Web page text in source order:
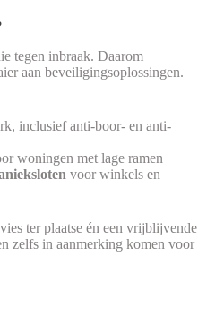
tegen inbraak. Daarom
aan beveiligingsoplossingen.
inclusief anti-boor- en anti-
woningen met lage ramen
voor winkels en
ter plaatse én een vrijblijvende
zelfs in aanmerking komen voor